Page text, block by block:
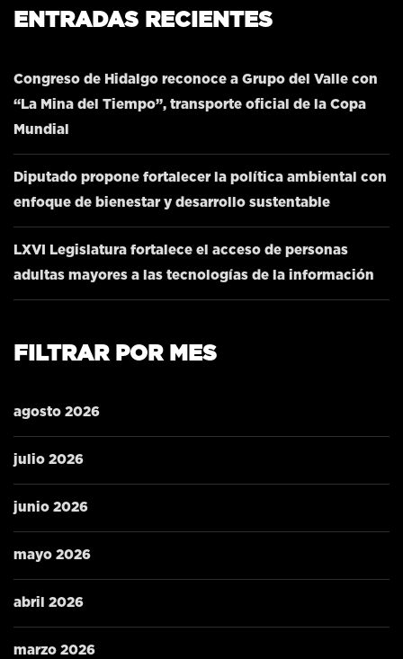
ENTRADAS RECIENTES
Congreso de Hidalgo reconoce a Grupo del Valle con
“La Mina del Tiempo”, transporte oficial de la Copa
Mundial
Diputado propone fortalecer la política ambiental con
enfoque de bienestar y desarrollo sustentable
LXVI Legislatura fortalece el acceso de personas
adultas mayores a las tecnologías de la información
FILTRAR POR MES
agosto 2026
julio 2026
junio 2026
mayo 2026
abril 2026
marzo 2026